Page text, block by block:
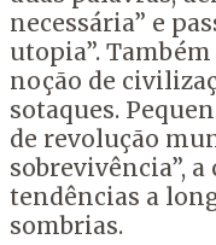
necessária” e
utopia”.
noção de
sotaques.
de revolução
sobrevivência”,
tendências a
sombrias.